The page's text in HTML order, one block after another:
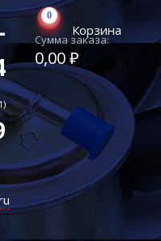
0
Корзина
Сумма заказа:
0,00 ₽